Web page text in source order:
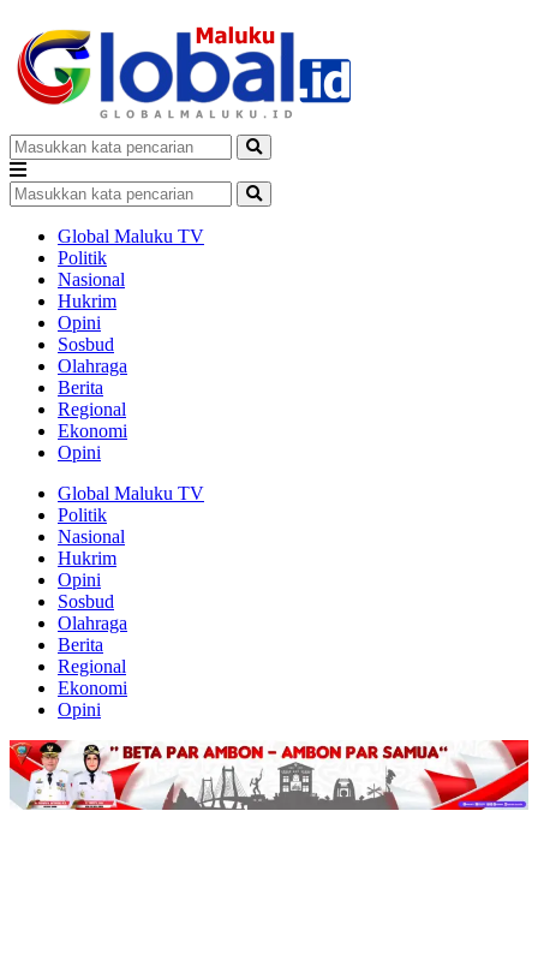
Global Maluku TV
Politik
Nasional
Hukrim
Opini
Sosbud
Olahraga
Berita
Regional
Ekonomi
Opini
Global Maluku TV
Politik
Nasional
Hukrim
Opini
Sosbud
Olahraga
Berita
Regional
Ekonomi
Opini